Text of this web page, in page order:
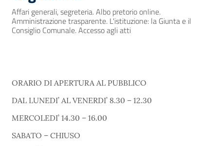
Affari generali, segreteria. Albo pretorio online.
Amministrazione trasparente. L'istituzione: la Giunta e il
Consiglio Comunale. Accesso agli atti
ORARIO DI APERTURA AL PUBBLICO
DAL LUNEDI’ AL VENERDI’ 8.30 – 12.30
MERCOLEDI’ 14.30 – 16.00
SABATO – CHIUSO